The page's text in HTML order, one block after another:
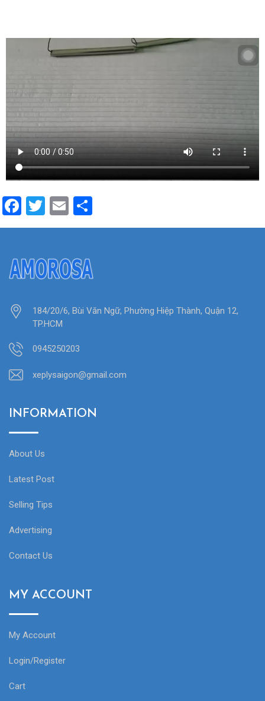
Facebook
Twitter
Email
184/20/6, Bùi Văn Ngữ, Phường Hiệp Thành, Quận 12,
TP.HCM
0945250203
xeplysaigon@gmail.com
INFORMATION
About Us
Latest Post
Selling Tips
Advertising
Contact Us
MY ACCOUNT
My Account
Login/Register
Cart